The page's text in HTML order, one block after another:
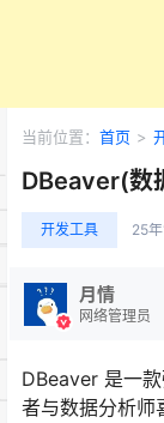
当前位置： 首页 >
DBeaver(数
开发工具 25
月情
网络管理员
DBeaver 是一
者与数据分析师